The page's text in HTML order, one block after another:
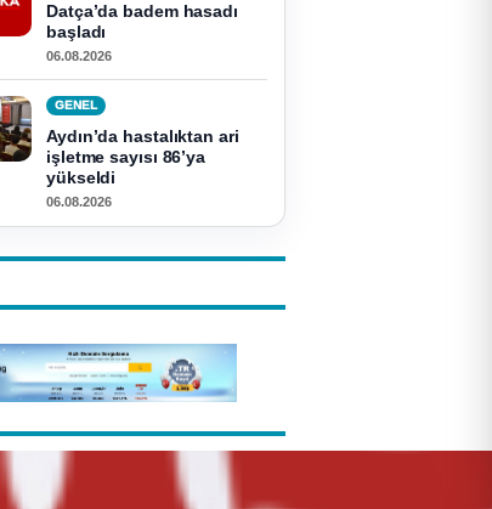
Datça’da badem hasadı
başladı
06.08.2026
GENEL
Aydın’da hastalıktan ari
işletme sayısı 86’ya
yükseldi
06.08.2026